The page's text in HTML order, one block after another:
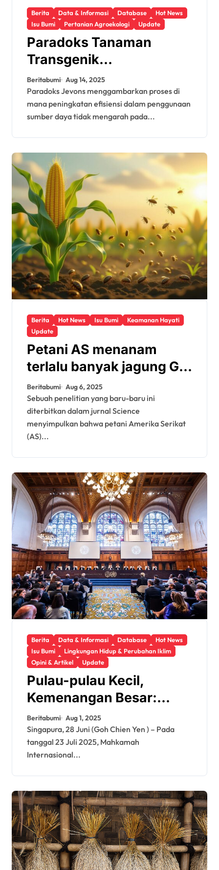
Berita Data & Informasi Database
Hot News
Isu Bumi
Pertanian Agroekologi Update
Paradoks Tanaman
Transgenik
Meningkatkan
Penggunaan Pestisida
Beritabumi Aug 14, 2025
Paradoks Jevons menggambarkan proses di
mana peningkatan efisiensi dalam penggunaan
sumber daya tidak mengarah pada...
Berita Hot News Isu Bumi
Keamanan Hayati
Update
Petani AS menanam
terlalu banyak jagung GM
Bt, yang menyebabkan
resistensi hama yang
cepat
Beritabumi Aug 6, 2025
Sebuah penelitian yang baru-baru ini
diterbitkan dalam jurnal Science
menyimpulkan bahwa petani Amerika Serikat
(AS)...
Berita Data & Informasi Database
Hot News
Isu Bumi
Lingkungan Hidup & Perubahan Iklim
Opini & Artikel
Update
Pulau-pulau Kecil,
Kemenangan Besar:
Bagaimana Negara-
negara Pasifik Baru Saja
Mengubah Hukum Iklim
Beritabumi Aug 1, 2025
Singapura, 28 Juni (Goh Chien Yen ) – Pada
tanggal 23 Juli 2025, Mahkamah
Internasional...